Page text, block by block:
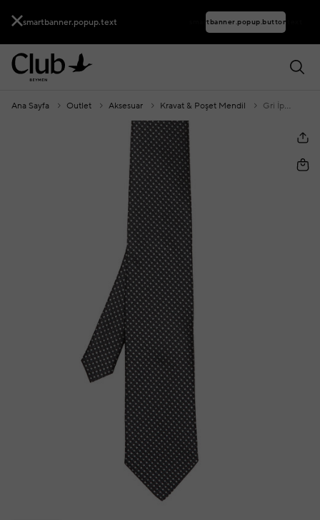
smartbanner.popup.text smartbanner.popup.buttontext
Ana Sayfa Outlet Aksesuar Kravat & Poşet Mendil Gri İpek Kravat